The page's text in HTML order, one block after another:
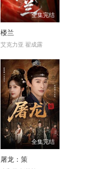
全集完结
楼兰
艾克力亚 翟成露
全集完结
屠龙：策